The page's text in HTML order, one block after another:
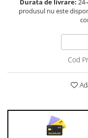
Lenjerii de pat pentru copii
Cadouri Cuplu
Pijamale de CRACIUN
Pijamale de barbati
WINTER Collection
Halate si pijamale Family
Durata de livrare:
produsul nu este
Cod